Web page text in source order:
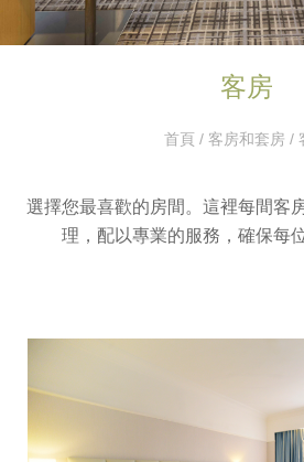
客房
首頁 / 客房和套房 /
選擇您最喜歡的房間。這裡每間客
理，配以專業的服務，確保每